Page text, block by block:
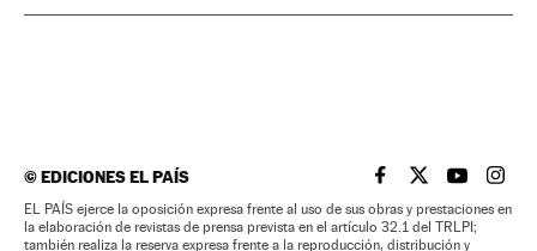
©EDICIONES EL PAÍS EL PAÍS BRASIL EN
EL PAÍSEL PAÍS
EL
EL PAÍS ejerce la oposición expresa frente al uso de sus obras y prestaciones en
la elaboración de revistas de prensa prevista en el artículo 32.1 del TRLPI;
también realiza la reserva expresa frente a la reproducción, distribución y